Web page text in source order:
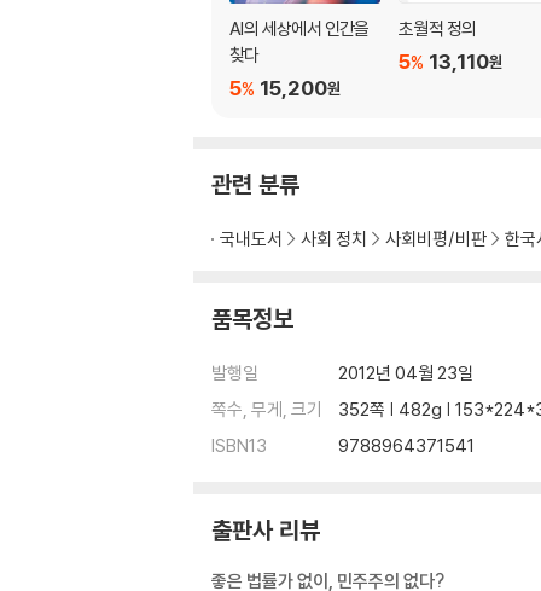
AI의 세상에서 인간을
찾다
15,200원
5%
초월적 정의
13,110원
5%
관련 분류
국내도서 사회 정치 사회비평/비판 한국
품목정보
발행일
2012년 04월 23일
쪽수, 무게, 크기
352쪽 | 482g |
ISBN13
9788964371541
출판사 리뷰
좋은 법률가 없이, 민주주의 없다?